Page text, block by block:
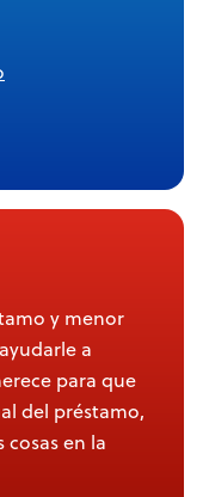
y menor
a
para que
del préstamo,
en la